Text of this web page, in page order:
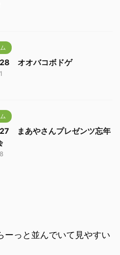
オオバコボドゲ
まあやさんプレゼンツ忘年
っと並んでいて見やすい